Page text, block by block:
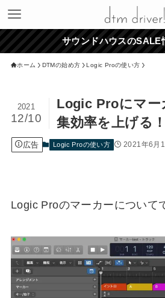
サウンドハウスのSALE
ホーム DTMの始め方 Logic Proの使い方
Logic Proにマー
集効率を上げる！
2021
12/10
広告 Logic Proの使い方 2021年6月
Logic Proのマーカーについて